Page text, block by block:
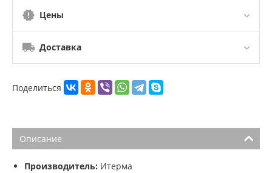
Цены
Доставка
Поделиться
Описание
Производитель: Итерма